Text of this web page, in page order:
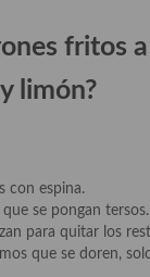
fritos
limón?
con espina.
se pongan tersos.
para quitar los
que se doren,